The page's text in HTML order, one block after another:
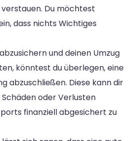
verstauen. Du möchtest
dass nichts Wichtiges
und deinen Umzug
könntest du überlegen, eine
abzuschließen. Diese kann dir
oder Verlusten
finanziell abgesichert zu